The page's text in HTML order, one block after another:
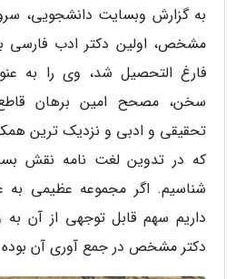
به گزارش وبسایت دانشجویی،
مشخص، اولین دکتر ادب فارسی
فارغ التحصیل شد، وی را به
سخن، مصحح امین برهان
تحقیقی و ادبی و نزدیک ترین
که در تدوین لغت نامه نقش
شناسیم. اگر مجموعه عظیمی به
دکتر مشخص در جمع آوری آن